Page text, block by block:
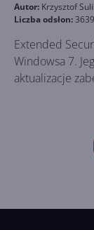
Autor: Krzysztof
Liczba odsłon:3639
Extended
Windowsa 7.
aktualizacje